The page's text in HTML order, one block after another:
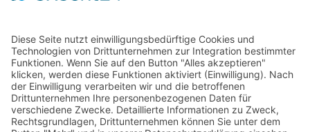
Montag, Dienstag und Donnerstag
09:00 - 14:00 und 15:00 - 19:00 Uhr
Mittwoch und Freitag
09:00 - 14:00 Uhr